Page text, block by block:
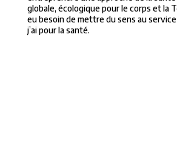
globale, écologique pour le corps et la
eu besoin de mettre du sens au
j’ai pour la santé.